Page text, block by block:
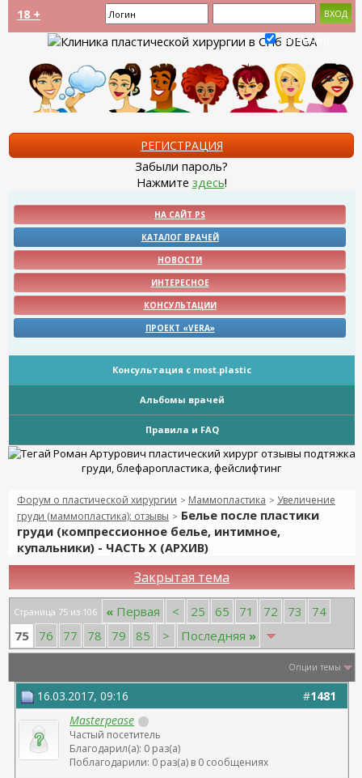
18 +
Запомнить?
РЕГИСТРАЦИЯ
Забыли пароль?
Нажмите здесь!
НА САЙТ PS
КАТАЛОГ ВРАЧЕЙ
НОВОСТИ
ИНТЕРЕСНОЕ
КОНСУЛЬТАЦИИ
ПРОЕКТ «VERA»
Консультация с most.plastic
Альбомы врачей
Правила и FAQ
Форум о пластической хирургии > Маммопластика > Увеличение
груди (маммопластика): отзывы > Белье после пластики
груди (компрессионное белье, интимное,
купальники) - ЧАСТЬ Х (АРХИВ)
Закрытая тема
Страница 75 из 106 « Первая < 25 65 71 72 73
74
75
76 77 78 79 85 > Последняя »
Опции темы
#1481
16.03.2017, 09:16
Masterpease
Частый посетитель
Благодарил(а): 0 раз(а)
Поблагодарили: 0 раз(а) в 0 сообщениях